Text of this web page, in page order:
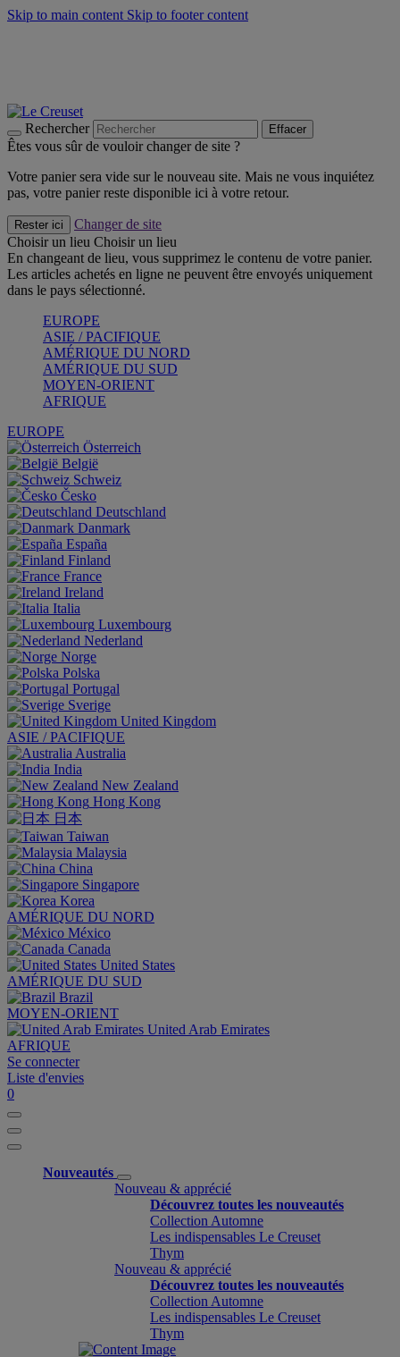
Skip to main content Skip to footer content
Rechercher Effacer
Êtes vous sûr de vouloir changer de site ?
Votre panier sera vide sur le nouveau site. Mais ne vous inquiétez
pas, votre panier reste disponible ici à votre retour.
Rester ici
Changer de site
Choisir un lieu Choisir un lieu
En changeant de lieu, vous supprimez le contenu de votre panier.
Les articles achetés en ligne ne peuvent être envoyés uniquement
dans le pays sélectionné.
EUROPE
ASIE / PACIFIQUE
AMÉRIQUE DU NORD
AMÉRIQUE DU SUD
MOYEN-ORIENT
AFRIQUE
EUROPE
Österreich
België
Schweiz
Česko
Deutschland
Danmark
España
Finland
France
Ireland
Italia
Luxembourg
Nederland
Norge
Polska
Portugal
Sverige
United Kingdom
ASIE / PACIFIQUE
Australia
India
New Zealand
Hong Kong
日本
Taiwan
Malaysia
China
Singapore
Korea
AMÉRIQUE DU NORD
México
Canada
United States
AMÉRIQUE DU SUD
Brazil
MOYEN-ORIENT
United Arab Emirates
AFRIQUE
Se connecter
Liste d'envies
0
Nouveautés
Nouveau & apprécié
Découvrez toutes les nouveautés
Collection Automne
Les indispensables Le Creuset
Thym
Nouveau & apprécié
Découvrez toutes les nouveautés
Collection Automne
Les indispensables Le Creuset
Thym